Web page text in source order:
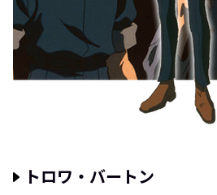
トロワ・バートン